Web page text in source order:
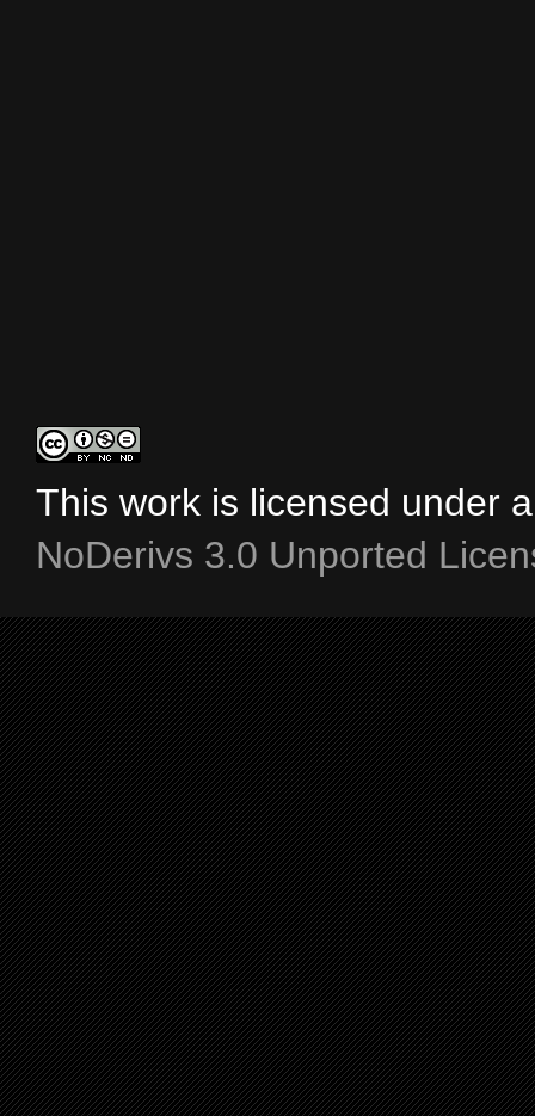
This work is licensed under
NoDerivs 3.0 Unported